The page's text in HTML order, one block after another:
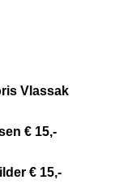
Vlassak
€ 15,-
€ 15,-